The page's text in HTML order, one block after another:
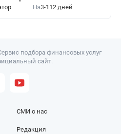
На3-112 дней
подбора финансовых услуг
сайт.
СМИ о нас
Редакция